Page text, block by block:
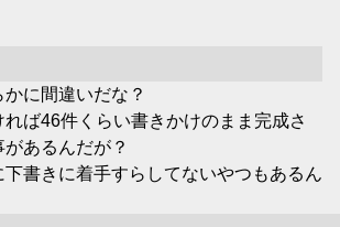
に間違いだな？
ば46件くらい書きかけのまま完成さ
あるんだが？
下書きに着手すらしてないやつもあるん